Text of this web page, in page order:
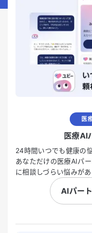
医
医療AI
24時間いつでも健康の
あなただけの医療AIパ
に相談しづらい悩みが
AIパー